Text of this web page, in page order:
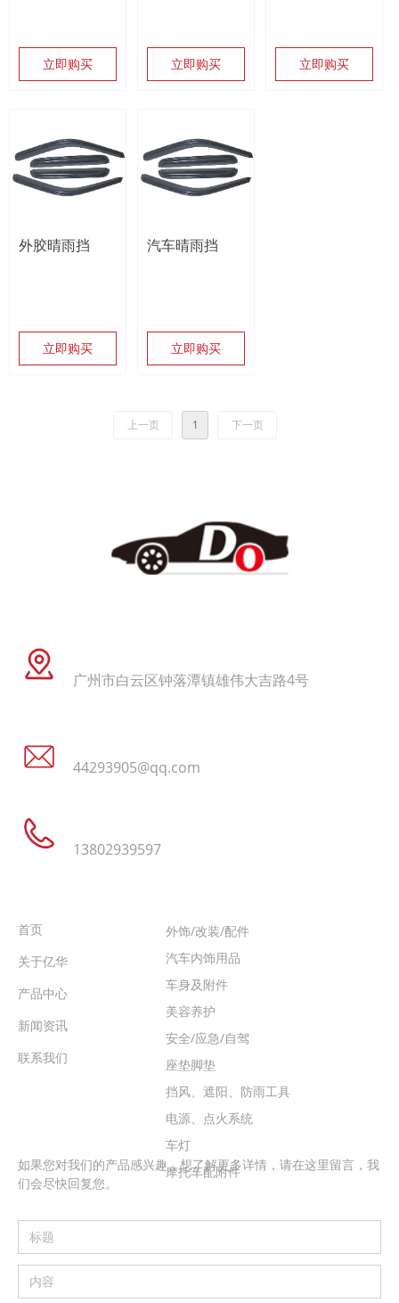
立即购买 立即购买 立即购买
外胶晴雨挡
立即购买
汽车晴雨挡
立即购买
上一页 1 下一页
广州市白云区钟落潭镇雄伟大吉路4号
44293905@qq.com
13802939597
首页
关于亿华
产品中心
新闻资讯
联系我们
外饰/改装/配件
汽车内饰用品
车身及附件
美容养护
安全/应急/自驾
座垫脚垫
挡风、遮阳、防雨工具
电源、点火系统
车灯
摩托车配附件
如果您对我们的产品感兴趣，想了解更多详情，请在这里留言，我
们会尽快回复您。